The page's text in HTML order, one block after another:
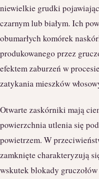
niewielkie grudki
czarnym lub białym. Ich
obumarłych komórek
produkowanego przez
efektem zaburzeń w
zatykania mieszków
Otwarte zaskórniki mają
powierzchnia utlenia się
powietrzem. W
zamknięte charakteryzują
wskutek blokady